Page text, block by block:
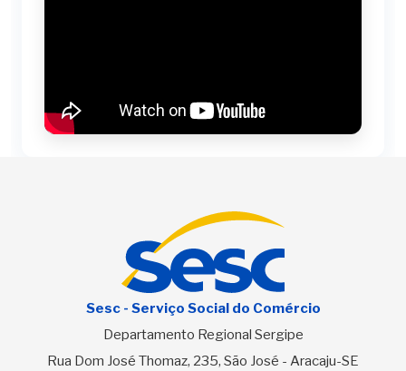
Sesc - Serviço Social do Comércio
Departamento Regional Sergipe
Rua Dom José Thomaz, 235, São José - Aracaju-SE